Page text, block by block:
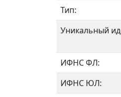
Тип:
Уникальный
ИФНС ФЛ:
ИФНС ЮЛ: